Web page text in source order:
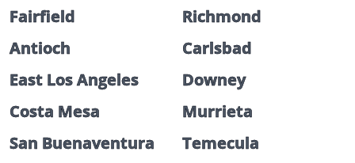
Fairfield
Richmond
Antioch
Carlsbad
East Los Angeles
Downey
Costa Mesa
Murrieta
San Buenaventura
Temecula